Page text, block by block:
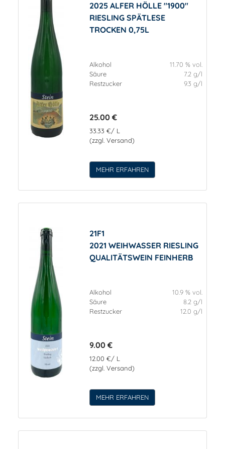
2025 ALFER HÖLLE "1900"
RIESLING SPÄTLESE
TROCKEN 0,75L
Alkohol
11.70 % vol.
Säure
7.2 g/l
Restzucker
9.3 g/l
25.00 €
33.33 €/ L
(zzgl. Versand)
MEHR ERFAHREN
21F1
2021 WEIHWASSER RIESLING
QUALITÄTSWEIN FEINHERB
Alkohol
10.9 % vol.
Säure
8.2 g/l
Restzucker
12.0 g/l
9.00 €
12.00 €/ L
(zzgl. Versand)
MEHR ERFAHREN